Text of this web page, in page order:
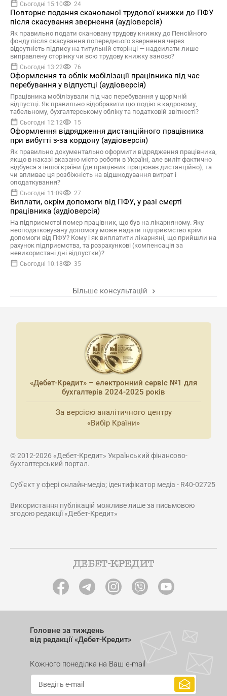
Сьогодні 15:10 24
Повторне подання сканованої трудової книжки до ПФУ
після скасування звернення (аудіоверсія)
Як правильно подати скановану трудову книжку до Пенсійного
фонду після скасування попереднього звернення через
відсутність підпису на титульній сторінці — надсилати лише
виправлену сторінку чи всю трудову книжку заново?
Сьогодні 13:22 76
Оформлення та облік мобілізації працівника під час
перебування у відпустці (аудіоверсія)
Працівника мобілізували під час перебування у щорічній
відпустці. Як правильно відобразити цю подію в кадровому,
табельному, бухгалтерському обліку та податковій звітності?
Сьогодні 12:12 15
Оформлення відрядження дистанційного працівника
при вибутті з-за кордону (аудіоверсія)
Як правильно документально оформити відрядження працівника,
якщо в наказі вказано місто роботи в Україні, але виліт фактично
відбувся з іншої країни (де працівник працював дистанційно), та
чи впливає ця розбіжність на відшкодування витрат і
оподаткування?
Сьогодні 11:09 27
Виплати, окрім допомоги від ПФУ, у разі смерті
працівника (аудіоверсія)
На підприємстві помер працівник, що був на лікарняному. Яку
неоподатковувану допомогу може надати підприємство крім
допомоги від ПФУ? Кому і як виплатити лікарняні, що прийшли на
рахунок підприємства, та розрахункові (компенсація за
невикористані дні відпустки)?
Сьогодні 10:18 35
Більше консультацій
«Дебет-Кредит» – електронний сервіс №1 для
бухгалтерів 2024-2025 років
За версією аналітичного центру
«Вибір Країни»
© 2012-2026 «Дебет-Кредит» Український фінансово-
бухгалтерський портал.
Суб'єкт у сфері онлайн-медіа; ідентифікатор медіа - R40-02725
Використання публікацій можливе лише за письмовою
згодою редакції «Дебет-Кредит»
Головне за тиждень
від редакції «Дебет-Кредит»
Кожного понеділка на Ваш e-mail